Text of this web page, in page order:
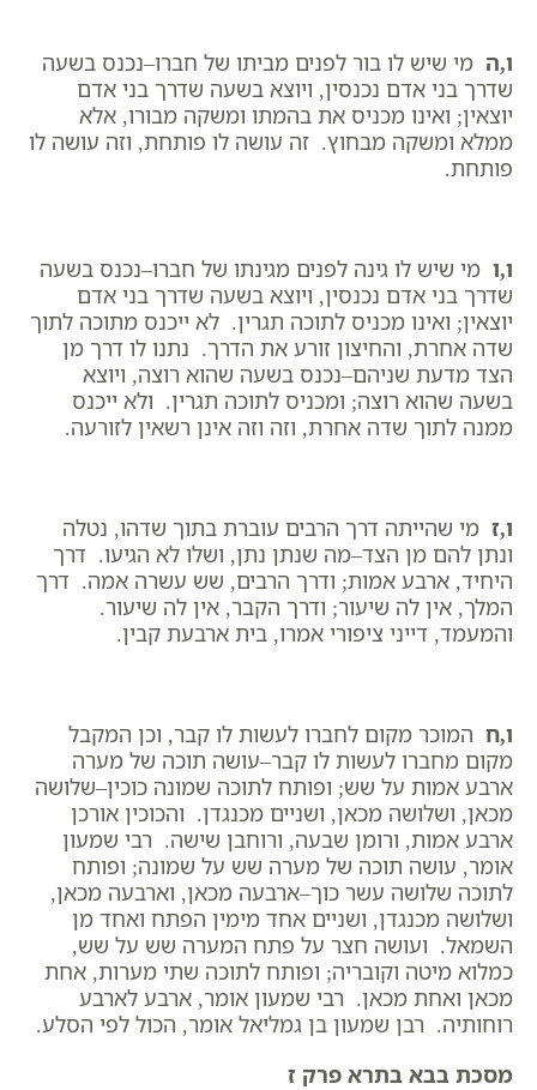
ו,ה מי שיש לו בור לפנים מביתו של חברו–נכנס בשעה
שדרך בני אדם נכנסין, ויוצא בשעה שדרך בני אדם
יוצאין; ואינו מכניס את בהמתו ומשקה מבורו, אלא
ממלא ומשקה מבחוץ. זה עושה לו פותחת, וזה עושה לו
פותחת.
ו,ו מי שיש לו גינה לפנים מגינתו של חברו–נכנס בשעה
שדרך בני אדם נכנסין, ויוצא בשעה שדרך בני אדם
יוצאין; ואינו מכניס לתוכה תגרין. לא ייכנס מתוכה לתוך
שדה אחרת, והחיצון זורע את הדרך. נתנו לו דרך מן
הצד מדעת שניהם–נכנס בשעה שהוא רוצה, ויוצא
בשעה שהוא רוצה; ומכניס לתוכה תגרין. ולא ייכנס
ממנה לתוך שדה אחרת, וזה וזה אינן רשאין לזורעה.
ו,ז מי שהייתה דרך הרבים עוברת בתוך שדהו, נטלה
ונתן להם מן הצד–מה שנתן נתן, ושלו לא הגיעו. דרך
היחיד, ארבע אמות; ודרך הרבים, שש עשרה אמה. דרך
המלך, אין לה שיעור; ודרך הקבר, אין לה שיעור.
והמעמד, דייני ציפורי אמרו, בית ארבעת קבין.
ו,ח המוכר מקום לחברו לעשות לו קבר, וכן המקבל
מקום מחברו לעשות לו קבר–עושה תוכה של מערה
ארבע אמות על שש; ופותח לתוכה שמונה כוכין–שלושה
מכאן, ושלושה מכאן, ושניים מכנגדן. והכוכין אורכן
ארבע אמות, ורומן שבעה, ורוחבן שישה. רבי שמעון
אומר, עושה תוכה של מערה שש על שמונה; ופותח
לתוכה שלושה עשר כוך–ארבעה מכאן, וארבעה מכאן,
ושלושה מכנגדן, ושניים אחד מימין הפתח ואחד מן
השמאל. ועושה חצר על פתח המערה שש על שש,
כמלוא מיטה וקובריה; ופותח לתוכה שתי מערות, אחת
מכאן ואחת מכאן. רבי שמעון אומר, ארבע לארבע
רוחותיה. רבן שמעון בן גמליאל אומר, הכול לפי הסלע.
מסכת בבא בתרא פרק ז